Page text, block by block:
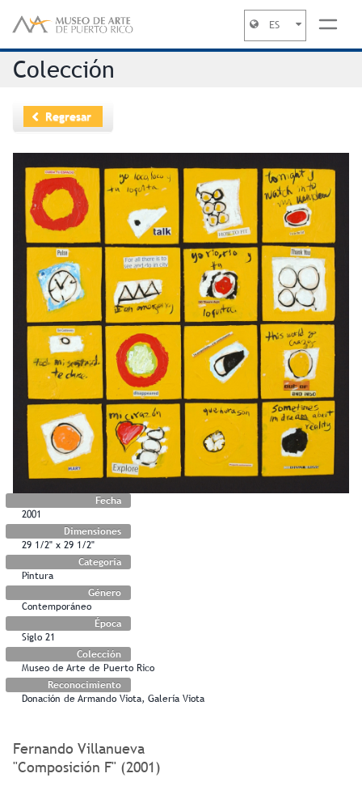
ES
Colección
Regresar
Fecha
2001
Dimensiones
29 1/2" x 29 1/2"
Categoría
Pintura
Género
Contemporáneo
Época
Siglo 21
Colección
Museo de Arte de Puerto Rico
Reconocimiento
Donación de Armando Viota, Galería Viota
Fernando Villanueva
"Composición F" (2001)